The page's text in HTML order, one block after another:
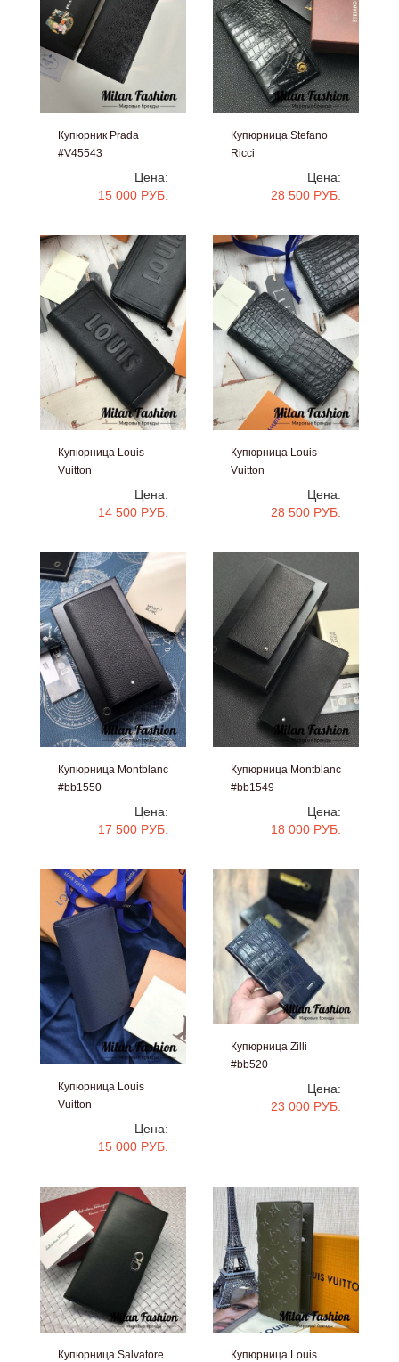
Купюрник Prada
#V45543
Цена:
15 000 РУБ.
Купюрница Stefano
Ricci
Цена:
28 500 РУБ.
Купюрница Louis
Vuitton
Цена:
14 500 РУБ.
Купюрница Louis
Vuitton
Цена:
28 500 РУБ.
Купюрница Montblanc
#bb1550
Цена:
17 500 РУБ.
Купюрница Montblanc
#bb1549
Цена:
18 000 РУБ.
Купюрница Louis
Vuitton
Цена:
15 000 РУБ.
Купюрница Zilli
#bb520
Цена:
23 000 РУБ.
Купюрница Salvatore
Купюрница Louis